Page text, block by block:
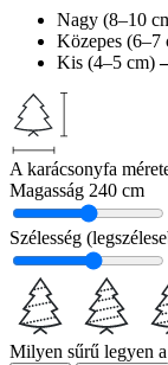
Nagy (8–10
Közepes (6–7
Kis (4–5 cm)
A karácsonyfa
Magasság 240 cm
Szélesség
Milyen sűrű legyen